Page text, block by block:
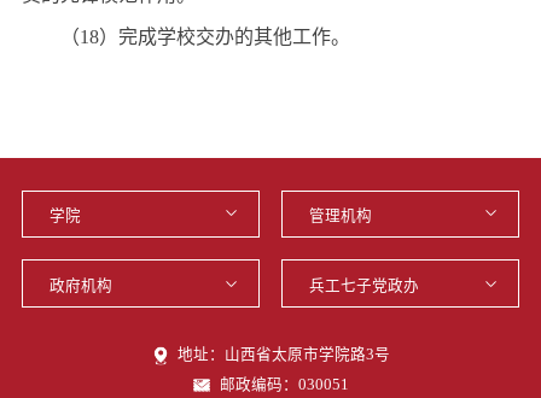
（18）完成学校交办的其他工作。
地址：山西省太原市学院路3号
邮政编码：030051